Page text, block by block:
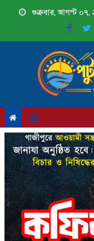
শুক্রবার, আগস্ট ০৭,